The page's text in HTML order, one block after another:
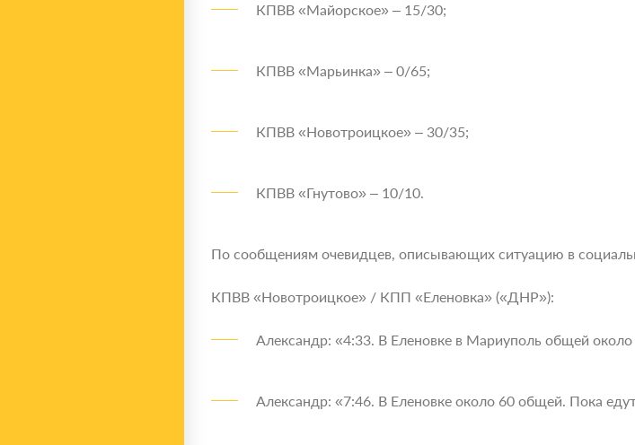
КПВВ «Майорское» – 15/30;
КПВВ «Марьинка» – 0/65;
КПВВ «Новотроицкое» – 30/35;
КПВВ «Гнутово» – 10/10.
По сообщениям очевидцев, описывающих ситуацию в
КПВВ «Новотроицкое» / КПП «Еленовка» («ДНР»):
Александр: «4:33. В Еленовке в Мариуполь общей
Александр: «7:46. В Еленовке около 60 общей. Пока